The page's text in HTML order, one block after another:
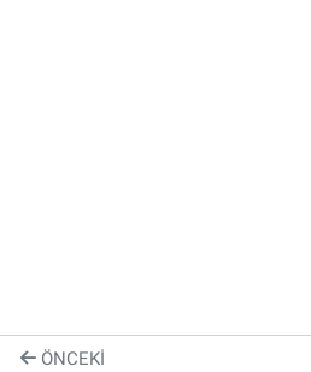
ÖNCEKI